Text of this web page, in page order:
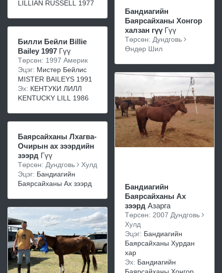
LILLIAN RUSSELL 1977
Билли Бейли Billie
Bailey 1997 Гүү
Төрсөн: 1997 Америк
Эцэг: Мистер Бейлис
MISTER BAILEYS 1991
Эх: КЕНТУКИ ЛИЛЛ
KENTUCKY LILL 1986
Баярсайханы Лхагва-
Очирын ах зээрдийн
зээрд Гүү
Төрсөн: Дундговь
Хулд
Эцэг: Бандиагийн
Баярсайханы Ах зээрд
Бандиагийн
Баярсайханы Хонгор
халзан гүү Гүү
Төрсөн: Дундговь
Өндөр Шил
Бандиагийн
Баярсайханы Ах
зээрд Азарга
Төрсөн: 2007 Дундговь
Хулд
Эцэг: Бандиагийн
Баярсайханы Хурдан
хар
Эх: Бандиагийн
Баярсайханы Хонгор